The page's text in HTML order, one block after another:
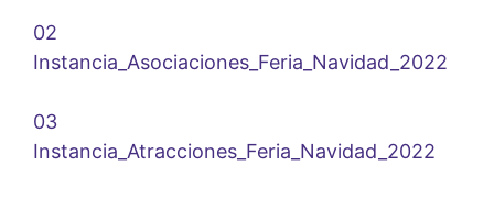
02
Instancia_Asociaciones_Feria_Navidad_2022
03
Instancia_Atracciones_Feria_Navidad_2022